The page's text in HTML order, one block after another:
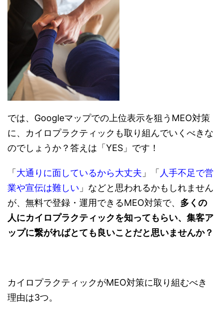
では、Googleマップでの上位表示を狙うMEO対策
に、カイロプラクティックも取り組んでいくべきな
のでしょうか？答えは「YES」です！
「 大通りに面しているから大丈夫 」「 人手不足で営
業や宣伝は難しい 」などと思われるかもしれません
が、無料で登録・運用できるMEO対策で、 多くの
人にカイロプラクティックを知ってもらい、集客ア
ップに繋がればとても良いことだと思いませんか？
カイロプラクティックがMEO対策に取り組むべき
理由は3つ。